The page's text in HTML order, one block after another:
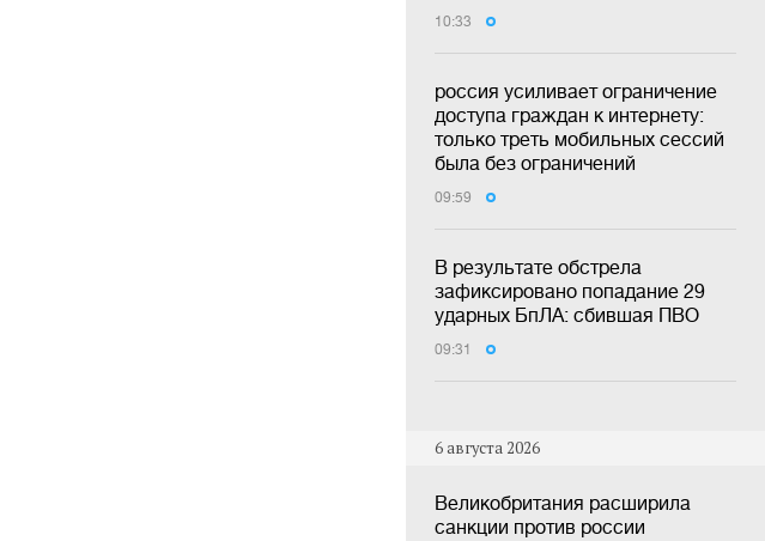
10:33
россия усиливает ограничение
доступа граждан к интернету:
только треть мобильных сессий
была без ограничений
09:59
В результате обстрела
зафиксировано попадание 29
ударных БпЛА: сбившая ПВО
09:31
6 августа 2026
Великобритания расширила
санкции против россии